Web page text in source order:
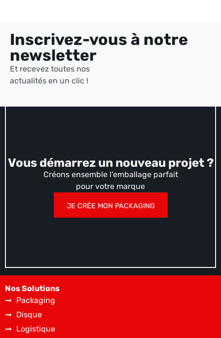
Inscrivez-vous à notre
newsletter
Et recevez toutes nos
actualités en un clic !
Vous démarrez un nouveau projet ?
Créons ensemble l’emballage parfait
pour votre marque
JE CRÉE MON PACKAGING
Nos Solutions
Packaging
Disque
Logistique